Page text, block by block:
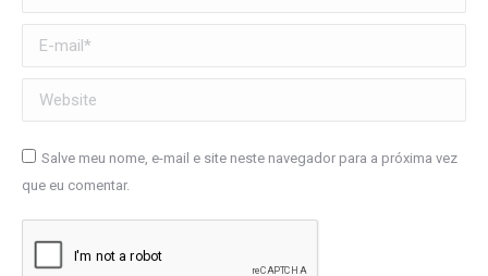
E-mail *
Website
Salve meu nome, e-mail e site neste navegador para a próxima vez
que eu comentar.